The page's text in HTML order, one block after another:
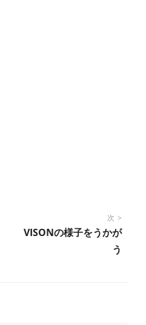
次
VISONの様子をうかが
う